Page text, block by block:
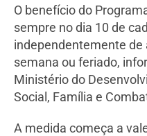
O benefício do
sempre no dia 10 de
independentemente de
semana ou feriado,
Ministério do
Social, Família e
A medida começa a